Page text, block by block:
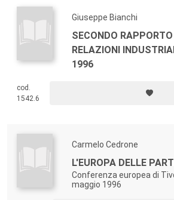
Giuseppe Bianchi
SECONDO
RELAZIONI
1996
cod.
1542.6
Carmelo Cedrone
L'EUROPA DELLE
Conferenza europea di
maggio 1996